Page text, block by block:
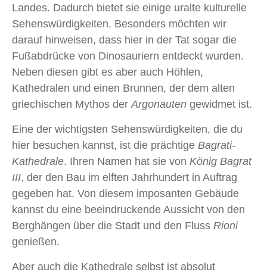
Landes. Dadurch bietet sie einige uralte kulturelle
Sehenswürdigkeiten. Besonders möchten wir
darauf hinweisen, dass hier in der Tat sogar die
Fußabdrücke von Dinosauriern entdeckt wurden.
Neben diesen gibt es aber auch Höhlen,
Kathedralen und einen Brunnen, der dem alten
griechischen Mythos derArgonauten gewidmet ist.
Eine der wichtigsten Sehenswürdigkeiten, die du
hier besuchen kannst, ist die prächtige Bagrati-
Kathedrale. Ihren Namen hat sie von König Bagrat
III, der den Bau im elften Jahrhundert in Auftrag
gegeben hat. Von diesem imposanten Gebäude
kannst du eine beeindruckende Aussicht von den
Berghängen über die Stadt und den Fluss Rioni
genießen.
Aber auch die Kathedrale selbst ist absolut